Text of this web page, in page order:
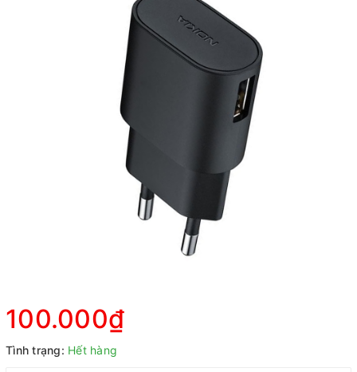
100.000₫
Tình trạng: Hết hàng